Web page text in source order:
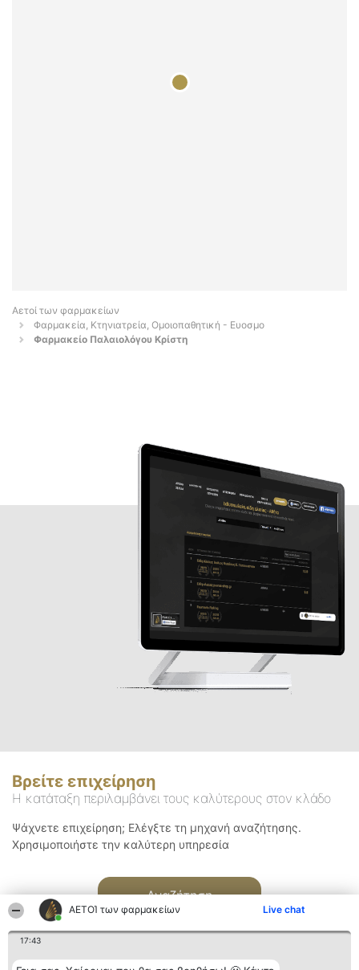
ΑΕΤΟΊ των φαρμακείων Live chat
17:43
Αετοί των φαρμακείων
Φαρμακεία, Κτηνιατρεία, Ομοιοπαθητική - Ευοσμο
Φαρμακείο Παλαιολόγου Κρίστη
Βρείτε επιχείρηση
Η κατάταξη περιλαμβάνει τους καλύτερους στον κλάδο
Ψάχνετε επιχείρηση; Ελέγξτε τη μηχανή αναζήτησης.
Χρησιμοποιήστε την καλύτερη υπηρεσία
Αναζήτηση